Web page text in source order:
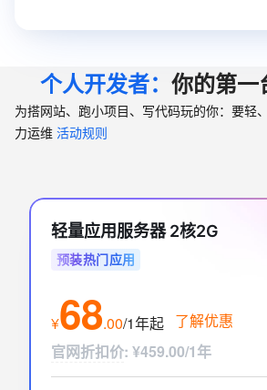
个人开发者： 你的第一
为搭网站、跑小项目、写代码玩的你：要轻
力运维 活动规则
轻量应用服务器 2核2G
预装热门应用
¥68.00/1年起 了解优惠
官网折扣价: ¥459.00/1年